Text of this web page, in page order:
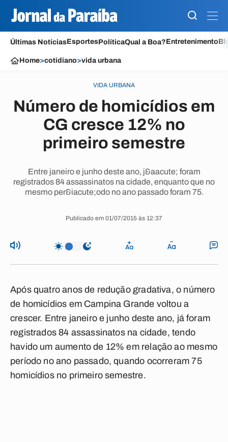
Últimas NotíciasEsportesPolíticaQual a Boa?Entretenimento
Home>cotidiano>vida urbana
VIDA URBANA
Número de homicídios em
CG cresce 12% no
primeiro semestre
Entre janeiro e junho deste ano, j&aacute; foram
registrados 84 assassinatos na cidade, enquanto que no
mesmo per&iacute;odo no ano passado foram 75.
Publicado em 01/07/2015 às 12:37
Após quatro anos de redução gradativa, o número
de homicídios em Campina Grande voltou a
crescer. Entre janeiro e junho deste ano, já foram
registrados 84 assassinatos na cidade, tendo
havido um aumento de 12% em relação ao mesmo
período no ano passado, quando ocorreram 75
homicídios no primeiro semestre.